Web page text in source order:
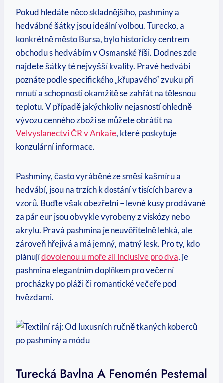
Pokud hledáte něco skladnějšího, pashminy a
hedvábné šátky jsou ideální volbou. Turecko, a
konkrétně město Bursa, bylo historicky centrem
obchodu s hedvábím v Osmanské říši. Dodnes zde
najdete šátky té nejvyšší kvality. Pravé hedvábí
poznáte podle specifického „křupavého“ zvuku při
mnutí a schopnosti okamžitě se zahřát na tělesnou
teplotu. V případě jakýchkoliv nejasností ohledně
vývozu cenného zboží se můžete obrátit na
Velvyslanectví ČR v Ankaře, které poskytuje
konzulární informace.
Pashminy, často vyráběné ze směsi kašmíru a
hedvábí, jsou na trzích k dostání v tisících barev a
vzorů. Buďte však obezřetní – levné kusy prodávané
za pár eur jsou obvykle vyrobeny z viskózy nebo
akrylu. Pravá pashmina je neuvěřitelně lehká, ale
zároveň hřejivá a má jemný, matný lesk. Pro ty, kdo
plánujídovolenou u moře all inclusive pro dva, je
pashmina elegantním doplňkem pro večerní
procházky po pláži či romantické večeře pod
hvězdami.
Turecká Bavlna A Fenomén Pestemal